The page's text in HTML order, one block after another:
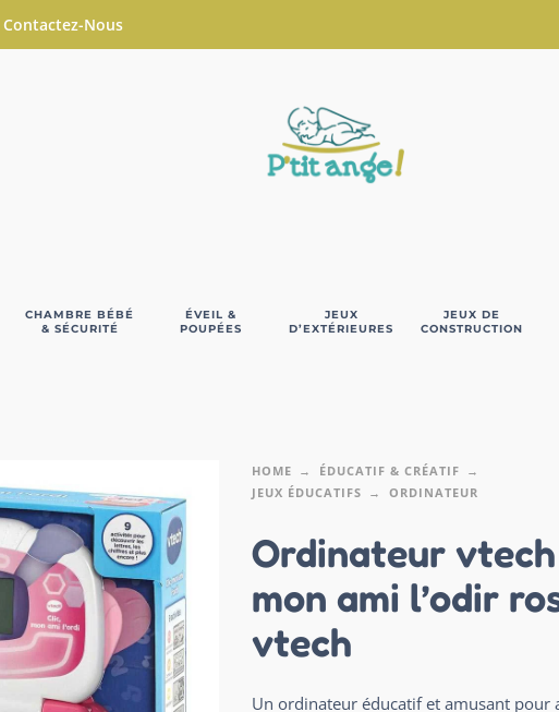
Contactez-Nous
CHAMBRE BÉBÉ
& SÉCURITÉ
ÉVEIL &
POUPÉES
JEUX
D’EXTÉRIEURES
JEUX DE
CONSTRUCTION
HOME
ÉDUCATIF & CRÉATIF
JEUX ÉDUCATIFS
ORDINATEUR
Ordinateur
mon ami l’odir
vtech
Un ordinateur éducatif et amusant pour